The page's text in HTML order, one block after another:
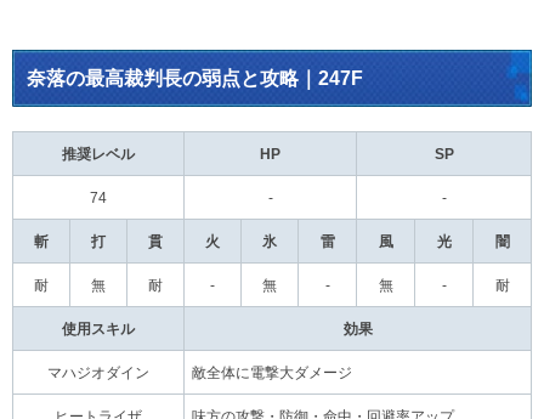
奈落の最高裁判長の弱点と攻略｜247F
推奨レベル HP SP
74 - -
斬 打 貫 火 氷 雷 風 光 闇
耐 無 耐 - 無 - 無 - 耐
使用スキル 効果
マハジオダイン 敵全体に電撃大ダメージ